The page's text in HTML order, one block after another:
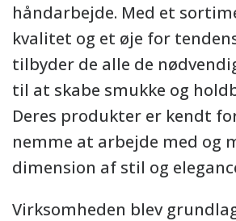
håndarbejde. Med et
kvalitet og et øje for
tilbyder de alle de
til at skabe smukke og
Deres produkter er kendt
nemme at arbejde med og
dimension af stil og
Virksomheden blev